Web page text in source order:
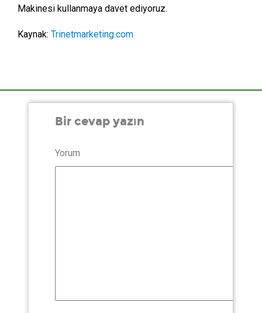
Makinesi kullanmaya davet ediyoruz.
Kaynak: Trinetmarketing.com
Bir cevap yazın
Yorum